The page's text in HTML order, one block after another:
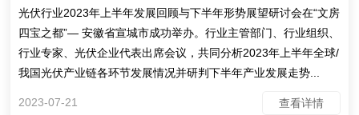
光伏行业2023年上半年发展回顾与下半年形势展望研讨会在“文房
四宝之都”— 安徽省宣城市成功举办。行业主管部门、行业组织、
行业专家、光伏企业代表出席会议，共同分析2023年上半年全球/
我国光伏产业链各环节发展情况并研判下半年产业发展走势...
2023-07-21 查看详情